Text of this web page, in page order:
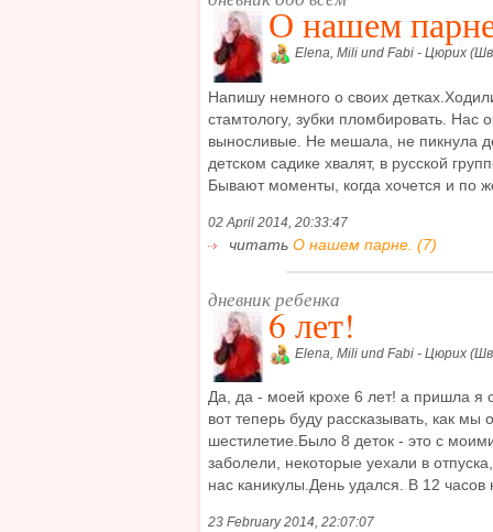
О нашем
Elena, Mili und Fabi - Цюрих
Напишу немного о своих
стамтологу, зубки пломбировать. Нас
выносливые. Не мешала, не пикнула
детском садике хвалят, в русской
Бывают моменты, когда хочется и по
02 April 2014, 20:33:47
читать О нашем парне. (7)
дневник ребенка
6 лет!
Elena, Mili und Fabi - Цюрих
Да, да - моей крохе 6 лет! а пришла я
вот теперь буду рассказывать, как мы
шестилетие.Было 8 деток - это с
заболели, некоторые уехали в
нас каникулы.День удался. В 12 часов
23 February 2014, 22:07:07